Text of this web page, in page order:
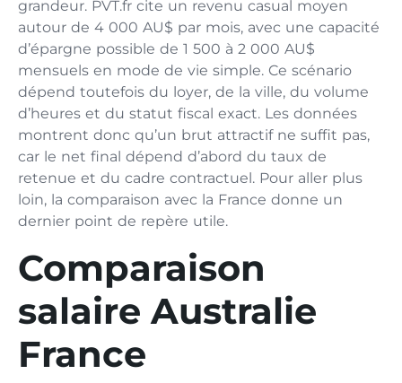
grandeur. PVT.fr cite un revenu casual moyen
autour de 4 000 AU$ par mois, avec une capacité
d’épargne possible de 1 500 à 2 000 AU$
mensuels en mode de vie simple. Ce scénario
dépend toutefois du loyer, de la ville, du volume
d’heures et du statut fiscal exact. Les données
montrent donc qu’un brut attractif ne suffit pas,
car le net final dépend d’abord du taux de
retenue et du cadre contractuel. Pour aller plus
loin, la comparaison avec la France donne un
dernier point de repère utile.
Comparaison
salaire Australie
France